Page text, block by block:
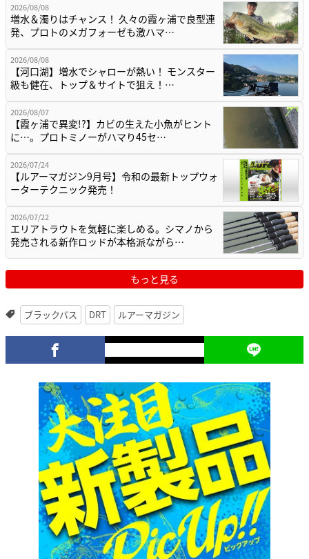
2026/08/08
増水＆濁りはチャンス！ 久々の霞ヶ浦で良型連
発、プロトのメガフォーゼも激ハマ…
2026/08/08
【河口湖】増水でシャローが熱い！ モンスター
級も健在、トップ＆サイトで狙え！…
2026/08/07
【霞ヶ浦で異変!?】カビの生えた小魚がヒント
に…。プロトミノーがハマり45セ…
2026/07/24
【ルアーマガジン9月号】令和の最新トップウォ
ーターテクニック発売！
2026/07/22
エリアトラウトを気軽に楽しめる。シマノから
発売される新作ロッドが本格派ながら…
もっと見る
ブラックバス DRT ルアーマガジン